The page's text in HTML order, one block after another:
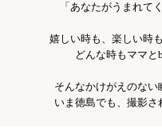
「あなたがうまれて
嬉しい時も、楽しい時
どんな時もママと
そんなかけがえのない
いま徳島でも、撮影さ